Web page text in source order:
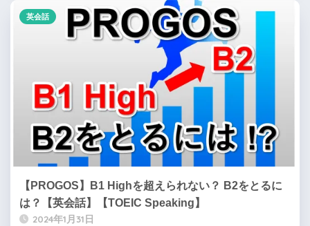
【PROGOS】B1 Highを超えられない？ B2をとるに
は？【英会話】【TOEIC Speaking】
2024年1月31日
英会話